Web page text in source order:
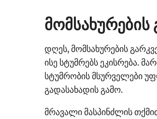
მომსახურების
დღეს, მომსახურების
ისე სტუმრებს ეკისრება.
სტუმრობის მსურველები
გადასახადის გამო.
მრავალი მასპინძლის